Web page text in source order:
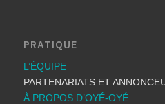
PRATIQUE
L’ÉQUIPE
PARTENARIATS ET
À PROPOS D’OYÉ-OYÉ